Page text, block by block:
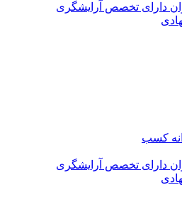
دارای تخصص آرایشگری
کسب
دارای تخصص آرایشگری